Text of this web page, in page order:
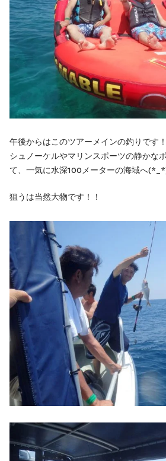
午後からはこのツアーメインの釣りです！
シュノーケルやマリンスポーツの静かな
て、一気に水深100メーターの海域へ
狙うは当然大物です！！